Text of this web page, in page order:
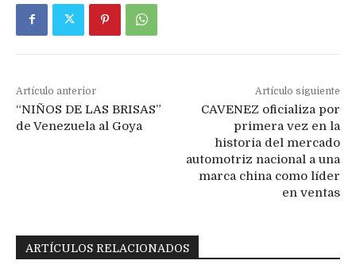
Artículo anterior
“NIÑOS DE LAS BRISAS”
de Venezuela al Goya
Artículo siguiente
CAVENEZ oficializa por
primera vez en la
historia del mercado
automotriz nacional a una
marca china como líder
en ventas
ARTÍCULOS RELACIONADOS